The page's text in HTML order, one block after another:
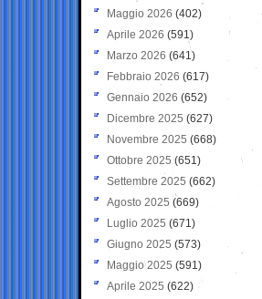
Maggio 2026 (402)
Aprile 2026 (591)
Marzo 2026 (641)
Febbraio 2026 (617)
Gennaio 2026 (652)
Dicembre 2025 (627)
Novembre 2025 (668)
Ottobre 2025 (651)
Settembre 2025 (662)
Agosto 2025 (669)
Luglio 2025 (671)
Giugno 2025 (573)
Maggio 2025 (591)
Aprile 2025 (622)